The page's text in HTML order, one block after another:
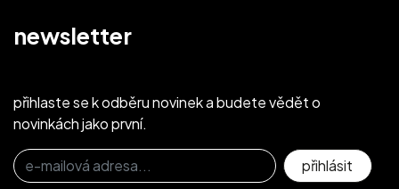
newsletter
přihlaste se k odběru novinek a budete vědět o
novinkách jako první.
Přihlaste se k odběru novinek
přihlásit